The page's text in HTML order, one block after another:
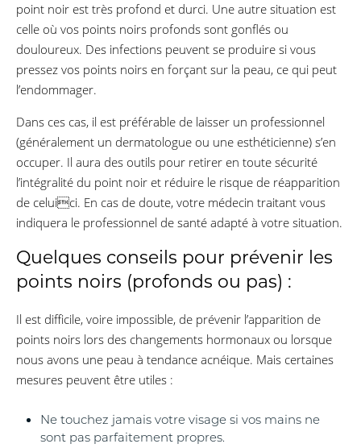
point noir est très profond et durci. Une autre situation est
celle où vos points noirs profonds sont gonflés ou
douloureux. Des infections peuvent se produire si vous
pressez vos points noirs en forçant sur la peau, ce qui peut
l’endommager.
Dans ces cas, il est préférable de laisser un professionnel
(généralement un dermatologue ou une esthéticienne) s’en
occuper. Il aura des outils pour retirer en toute sécurité
l’intégralité du point noir et réduire le risque de réapparition
de celuici. En cas de doute, votre médecin traitant vous
indiquera le professionnel de santé adapté à votre situation.
Quelques conseils pour prévenir les
points noirs (profonds ou pas) :
Il est difficile, voire impossible, de prévenir l’apparition de
points noirs lors des changements hormonaux ou lorsque
nous avons une peau à tendance acnéique. Mais certaines
mesures peuvent être utiles :
Ne touchez jamais votre visage si vos mains ne
sont pas parfaitement propres.